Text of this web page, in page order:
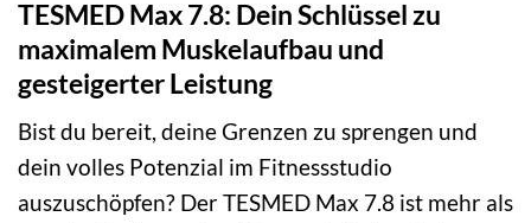
TESMED Max 7.8: Dein Schlüssel zu
maximalem Muskelaufbau und
gesteigerter Leistung
Bist du bereit, deine Grenzen zu sprengen und
dein volles Potenzial im Fitnessstudio
auszuschöpfen? Der TESMED Max 7.8 ist mehr als